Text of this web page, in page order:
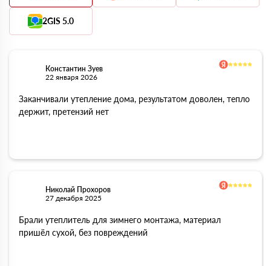
2GIS 5.0
Константин Зуев
22 января 2026
Заканчивали утепление дома, результатом доволен, тепло
держит, претензий нет
Николай Прохоров
27 декабря 2025
Брали утеплитель для зимнего монтажа, материал
пришёл сухой, без повреждений